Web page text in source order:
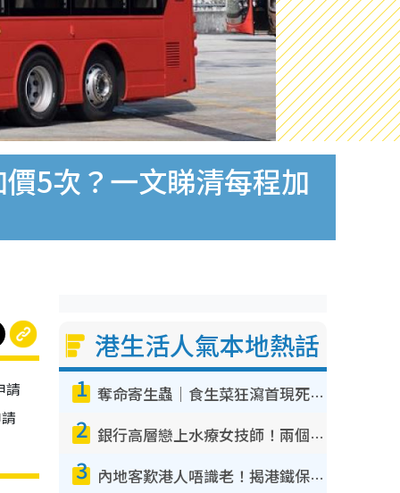
5次？一文睇清每程加
請
港生活人氣本地熱話
1 奪命寄生蟲｜食生菜狂瀉首現死者！疫潮惡化錄1.8萬宗病例 揭洗菜3大謬誤
2 銀行高層戀上水療女技師！兩個月借128萬驚覺「沉船」沉落火海 揭背後疑似邪教操控賣淫
3 內地客歎港人唔識老！揭港鐵保鮮級冷氣 港人求放過：咪投訴